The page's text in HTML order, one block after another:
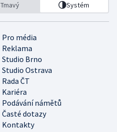
Tmavý Systém
Pro média
Reklama
Studio Brno
Studio Ostrava
Rada ČT
Kariéra
Podávání námětů
Časté dotazy
Kontakty